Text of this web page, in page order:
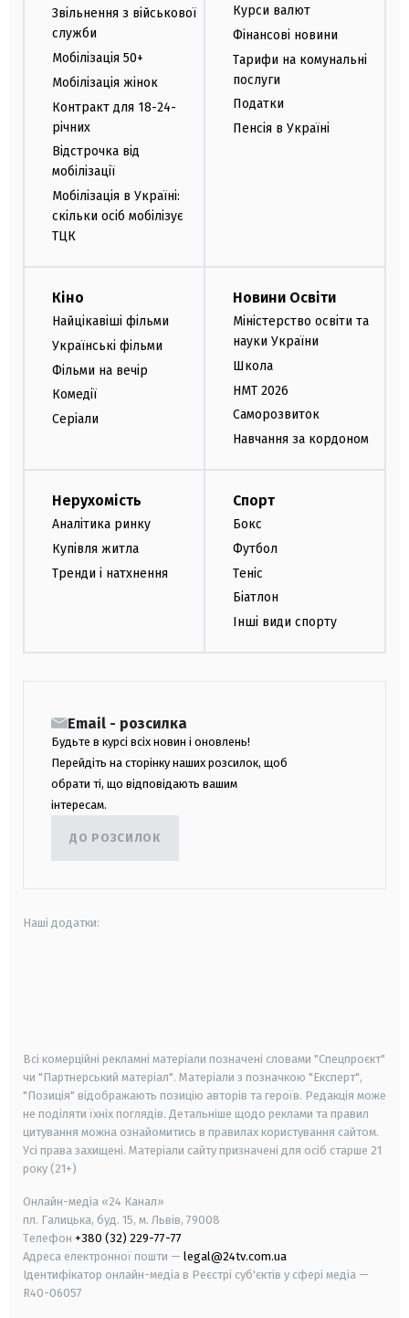
Звільнення з військової
служби
Мобілізація 50+
Мобілізація жінок
Контракт для 18-24-
річних
Відстрочка від
мобілізації
Мобілізація в Україні:
скільки осіб мобілізує
ТЦК
Курси валют
Фінансові новини
Тарифи на комунальні
послуги
Податки
Пенсія в Україні
Кіно
Найцікавіші фільми
Українські фільми
Фільми на вечір
Комедії
Серіали
Новини Освіти
Міністерство освіти та
науки України
Школа
НМТ 2026
Саморозвиток
Навчання за кордоном
Нерухомість
Аналітика ринку
Купівля житла
Тренди і натхнення
Спорт
Бокс
Футбол
Теніс
Біатлон
Інші види спорту
Email - розсилка
Будьте в курсі всіх новин і оновлень!
Перейдіть на сторінку наших розсилок, щоб
обрати ті, що відповідають вашим
інтересам.
ДО РОЗСИЛОК
Наші додатки:
Всі комерційні рекламні матеріали позначені словами "Спецпроєкт"
чи "Партнерський матеріал". Матеріали з позначкою "Експерт",
"Позиція" відображають позицію авторів та героїв. Редакція може
не поділяти їхніх поглядів. Детальніше щодо реклами та правил
цитування можна ознайомитись в правилах користування сайтом.
Усі права захищені. Матеріали сайту призначені для осіб старше 21
року (21+)
Онлайн-медіа «24 Канал»
пл. Галицька, буд. 15, м. Львів, 79008
Телефон +380 (32) 229-77-77
Адреса електронної пошти — legal@24tv.com.ua
Ідентифікатор онлайн-медіа в Реєстрі суб'єктів у сфері медіа —
R40-06057